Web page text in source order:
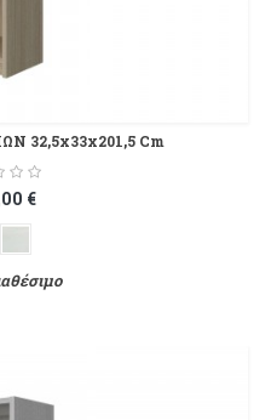
32,5x33x201,5 Cm
€